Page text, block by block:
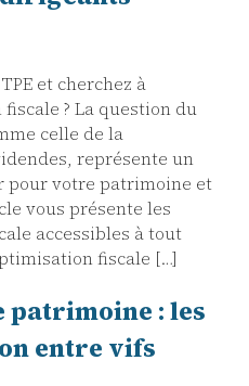
et cherchez à
? La question du
celle de la
représente un
pour votre patrimoine et
vous présente les
accessibles à tout
fiscale […]
patrimoine : les
entre vifs